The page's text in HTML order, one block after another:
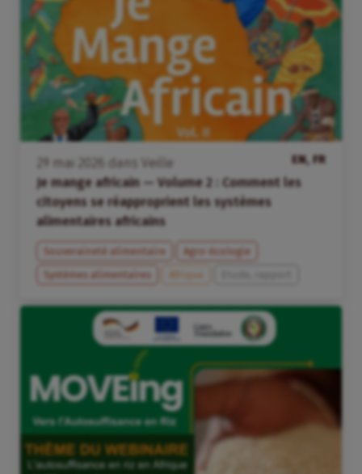
EN, FR
mai dans
Veille
Je mange africain — Volume 2 : Comment les
citoyens se réapproprient les systèmes
alimentaires africains
Souveraineté alimentaire
Agro-écologie
Systèmes alimentaires
Afrique